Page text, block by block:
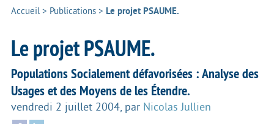
Accueil> Publications > Le projet PSAUME.
Le projet PSAUME.
Populations Socialement défavorisées : Analyse des
Usages et des Moyens de les Étendre.
vendredi 2 juillet 2004, par Nicolas Jullien